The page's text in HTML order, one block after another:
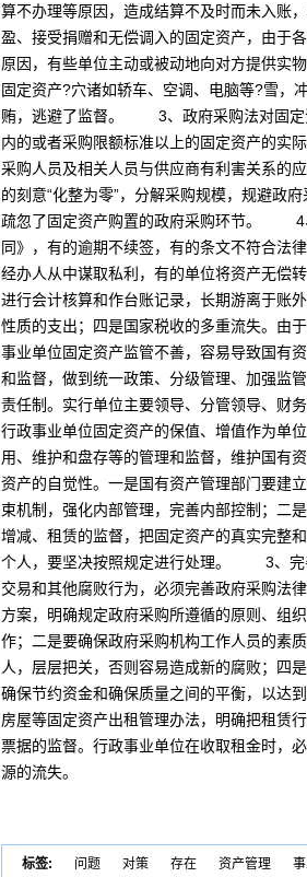
算不办理等原因，造成结算不及时而未入账
盈、接受捐赠和无偿调入的固定资产，由
原因，有些单位主动或被动地向对方提供实
固定资产?穴诸如轿车、空调、电脑等?雪，
贿，逃避了监督。 3、政府采购法对固定
内的或者采购限额标准以上的固定资产的实
采购人员及相关人员与供应商有利害关系的
的刻意“化整为零”，分解采购规模，规避政
疏忽了固定资产购置的政府采购环节。 4、
同》，有的逾期不续签，有的条文不符合法
经办人从中谋取私利，有的单位将资产无偿
进行会计核算和作台账记录，长期游离于账
性质的支出；四是国家税收的多重流失。
事业单位固定资产监管不善，容易导致国有
和监督，做到统一政策、分级管理、加强
责任制。实行单位主要领导、分管领导、财
行政事业单位固定资产的保值、增值作为单
用、维护和盘存等的管理和监督，维护国
资产的自觉性。一是国有资产管理部门要建
束机制，强化内部管理，完善内部控制；二
增减、租赁的监督，把固定资产的真实完整
个人，要坚决按照规定进行处理。 3、完
交易和其他腐败行为，必须完善政府采购法
方案，明确规定政府采购所遵循的原则、组
作；二是要确保政府采购机构工作人员的素
人，层层把关，否则容易造成新的腐败；四
确保节约资金和确保质量之间的平衡，以
房屋等固定资产出租管理办法，明确把租赁
票据的监督。行政事业单位在收取租金时，
源的流失。
标签: 问题 对策 存在 资产管理